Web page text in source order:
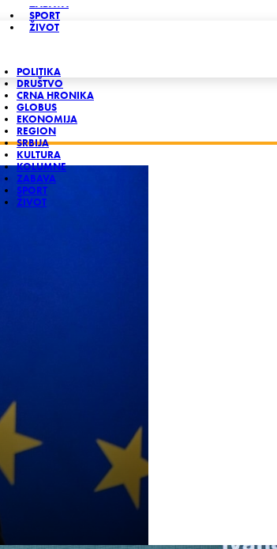
SPORT
ŽIVOT
POLITIKA
DRUŠTVO
CRNA HRONIKA
GLOBUS
EKONOMIJA
REGION
SRBIJA
KULTURA
KOLUMNE
ZABAVA
SPORT
ŽIVOT